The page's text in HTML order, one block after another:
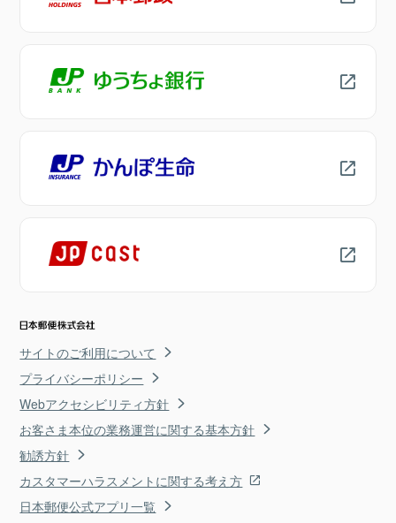
サイトのご利用について
プライバシーポリシー
Webアクセシビリティ方針
お客さま本位の業務運営に関する基本方針
勧誘方針
カスタマーハラスメントに関する考え方
日本郵便公式アプリ一覧